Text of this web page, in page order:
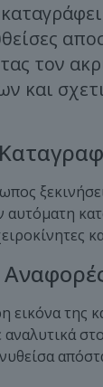
τον
και
αυτόματη
εικόνα της